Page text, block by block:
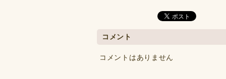
コメント
コメントはありません